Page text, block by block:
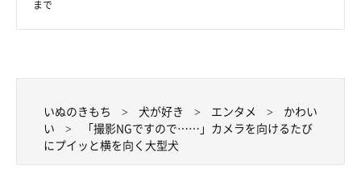
まで
いぬのきもち 犬が好き エンタメ
かわい
い
「撮影NGですので……」カメラを向けるたび
にプイッと横を向く大型犬